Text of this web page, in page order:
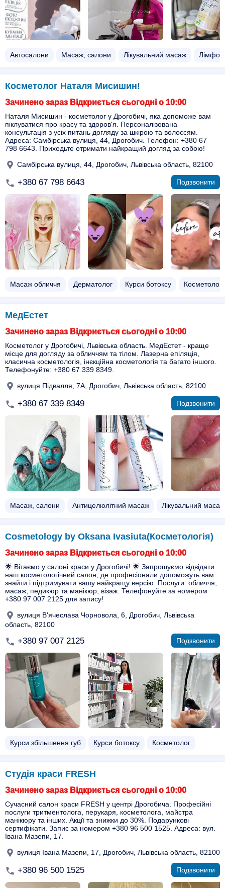
Автосалони Масаж, салони Лікувальний масаж
Косметолог Наталя Мисишин!
Зачинено зараз Відкриється сьогодні о 10:00
Наталя Мисишин - косметолог у Дрогобичі, яка допоможе вам
піклуватися про красу та здоров'я. Персоналізована
консультація з усіх питань догляду за шкірою та волоссям.
Адреса: Самбірська вулиця, 44, Дрогобич. Телефон: +380 67
798 6643. Приходьте отримати найкращий догляд за собою!
Самбірська вулиця, 44, Дрогобич, Львівська область, 82100
+380 67 798 6643 Подзвонити
Масаж обличчя Дерматолог Курси ботоксу Косметолог
МедЕстет
Зачинено зараз Відкриється сьогодні о 10:00
Косметолог у Дрогобичі, Львівська область. МедЕстет - краще
місце для догляду за обличчям та тілом. Лазерна епіляція,
класична косметологія, інєкційна косметологія та багато іншого.
Телефонуйте: +380 67 339 8349.
вулиця Підвалля, 7А, Дрогобич, Львівська область, 82100
+380 67 339 8349 Подзвонити
Масаж, салони Антицелюлітний масаж Лікувальний масаж
Cosmetology by Oksana Ivasiuta(Косметологія)
Зачинено зараз Відкриється сьогодні о 10:00
🌟 Вітаємо у салоні краси у Дрогобичі! 🌟 Запрошуємо відвідати
наш косметологічний салон, де професіонали допоможуть вам
знайти і підтримувати вашу найкращу версію. Послуги: обличчя,
масаж, педикюр та манікюр, візаж. Телефонуйте за номером
+380 97 007 2125 для запису!
вулиця В'ячеслава Чорновола, 6, Дрогобич, Львівська
область, 82100
+380 97 007 2125 Подзвонити
Курси збільшення губ Курси ботоксу Косметолог
Студія краси FRESH
Зачинено зараз Відкриється сьогодні о 10:00
Сучасний салон краси FRESH у центрі Дрогобича. Професійні
послуги тритментолога, перукаря, косметолога, майстра
манікюру та інших. Акції та знижки до 30%. Подарункові
сертифікати. Запис за номером +380 96 500 1525. Адреса: вул.
Івана Мазепи, 17.
вулиця Івана Мазепи, 17, Дрогобич, Львівська область, 82100
+380 96 500 1525 Подзвонити